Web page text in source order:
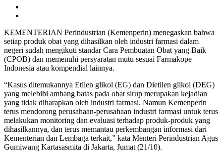
KEMENTERIAN Perindustrian (Kemenperin) menegaskan bahwa
setiap produk obat yang dihasilkan oleh industri farmasi dalam
negeri sudah mengikuti standar Cara Pembuatan Obat yang Baik
(CPOB) dan memenuhi persyaratan mutu sesuai Farmakope
Indonesia atau kompendial lainnya.
“Kasus ditemukannya Etilen glikol (EG) dan Dietilen glikol (DEG)
yang melebihi ambang batas pada obat sirup merupakan kejadian
yang tidak diharapkan oleh industri farmasi. Namun Kemenperin
terus mendorong perusahaan-perusahaan industri farmasi untuk terus
melakukan monitoring dan evaluasi terhadap produk-produk yang
dihasilkannya, dan terus memantau perkembangan informasi dari
Kementerian dan Lembaga terkait,” kata Menteri Perindustrian Agus
Gumiwang Kartasasmita di Jakarta, Jumat (21/10).